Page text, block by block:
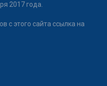
2017 года.
с этого сайта ссылка на